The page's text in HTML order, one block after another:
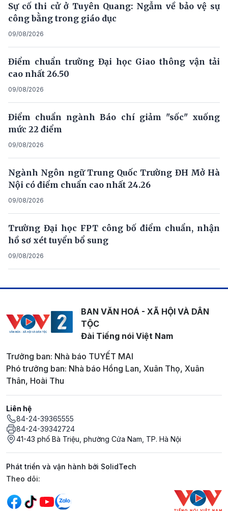
Sự cố thi cử ở Tuyên Quang: Ngẫm về bảo vệ sự
công bằng trong giáo dục
09/08/2026
Điểm chuẩn trường Đại học Giao thông vận tải
cao nhất 26.50
09/08/2026
Điểm chuẩn ngành Báo chí giảm "sốc" xuống
mức 22 điểm
09/08/2026
Ngành Ngôn ngữ Trung Quốc Trường ĐH Mở Hà
Nội có điểm chuẩn cao nhất 24.26
09/08/2026
Trường Đại học FPT công bố điểm chuẩn, nhận
hồ sơ xét tuyển bổ sung
09/08/2026
BAN VĂN HOÁ - XÃ HỘI VÀ DÂN
TỘC
Đài Tiếng nói Việt Nam
Trưởng ban: Nhà báo TUYẾT MAI
Phó trưởng ban: Nhà báo Hồng Lan, Xuân Thọ, Xuân
Thân, Hoài Thu
Liên hệ
84-24-39365555
84-24-39342724
41-43 phố Bà Triệu, phường Cửa Nam, TP. Hà Nội
Phát triển và vận hành bởi SolidTech
Mạng xã hội
Theo dõi: